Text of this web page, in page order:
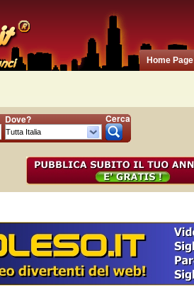
Home Page
Dove? Cerca